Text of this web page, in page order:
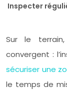
Inspecter
Sur le
convergent :
sécuriser une
le temps de